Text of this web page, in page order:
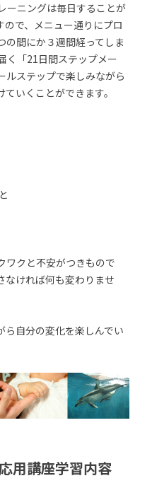
ーニングは毎日することが
で、メニュー通りにプロ
の間にか３週間経ってしま
く「21日間ステップメー
ルステップで楽しみながら
いくことができます。
ワクと不安がつきもので
なければ何も変わりませ
ら自分の変化を楽しんでい
用講座学習内容